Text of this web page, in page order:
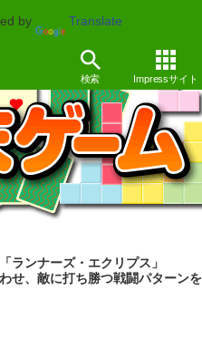
by Translate
検索 Impressサイト
ランナーズ・エクリプス」
せ、敵に打ち勝つ戦闘パターンを